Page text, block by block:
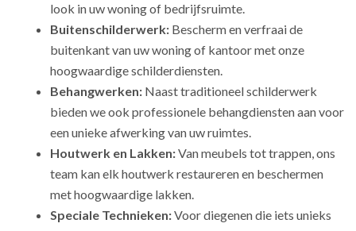
look in uw woning of bedrijfsruimte.
Buitenschilderwerk: Bescherm en verfraai de
buitenkant van uw woning of kantoor met onze
hoogwaardige schilderdiensten.
Behangwerken: Naast traditioneel schilderwerk
bieden we ook professionele behangdiensten aan voor
een unieke afwerking van uw ruimtes.
Houtwerk en Lakken:Van meubels tot trappen, ons
team kan elk houtwerk restaureren en beschermen
met hoogwaardige lakken.
Speciale Technieken:Voor diegenen die iets unieks